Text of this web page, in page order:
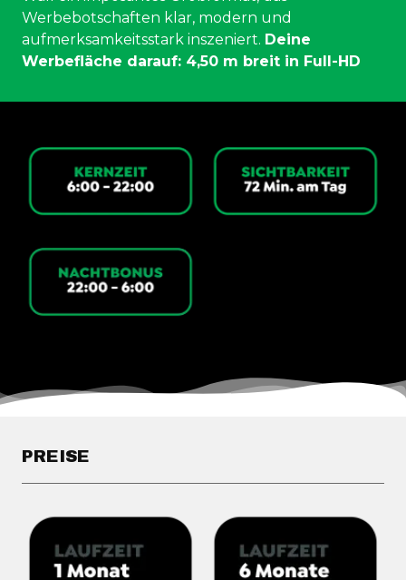
Werbebotschaften klar, modern und
aufmerksamkeitsstark inszeniert. Deine
Werbefläche darauf: 4,50 m breit in Full-HD
PREISE